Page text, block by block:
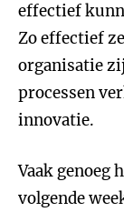
effectief
Zo effectief
organisatie
processen
innovatie.
Vaak genoeg
volgende